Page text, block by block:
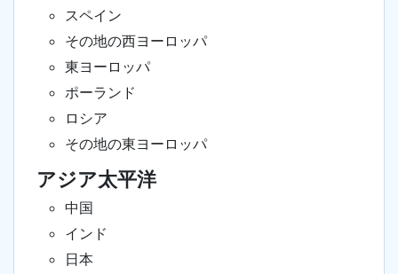
スペイン
その地の西ヨーロッパ
東ヨーロッパ
ポーランド
ロシア
その地の東ヨーロッパ
アジア太平洋
中国
インド
日本